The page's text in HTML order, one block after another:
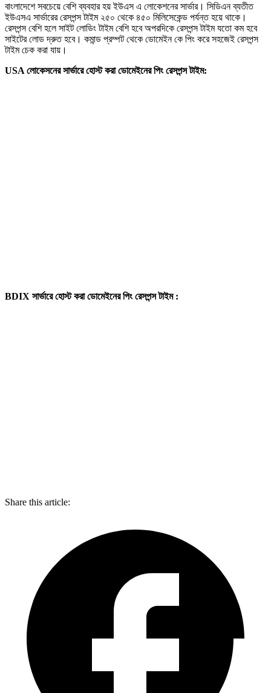
বাংলাদেশে সবচেয়ে বেশি ব্যবহার হয় ইউএস এ লোকেশনের সার্ভার। সিডিএন ব্যতীত
ইউএসএ সার্ভারের রেসপন্স টাইম ২৫০ থেকে ৪৫০ মিলিসেকেন্ড পর্যন্ত হয়ে থাকে।
রেসপন্স বেশি হলে সাইট লোডিং টাইম বেশি হবে অপরদিকে রেসপন্স টাইম যতো কম হবে
সাইটের লোড দ্রুত হবে। কমান্ড প্রম্পট থেকে ডোমেইন কে পিং করে সহজেই রেসপন্স
টাইম চেক করা যায়।
USA লোকেসনের সার্ভারে হোস্ট করা ডোমেইনের পিং রেসপন্স টাইম: